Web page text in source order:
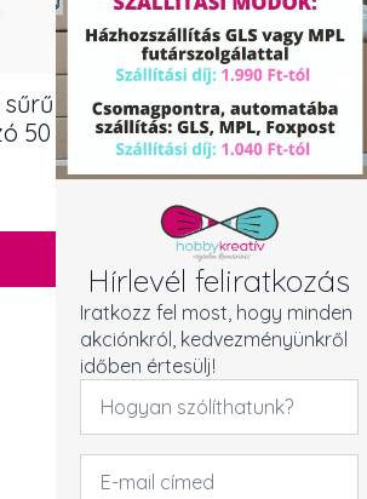
50
Hírlevél feliratkozás
Iratkozz fel most, hogy minden
akciónkról, kedvezményünkről
időben értesülj!
Név
Email
cím